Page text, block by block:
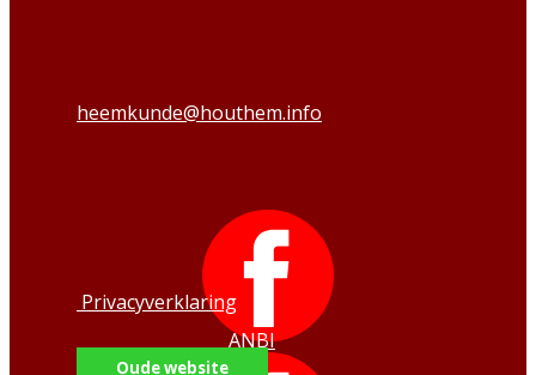
heemkunde@houthem.info
Privacyverklaring
ANBI
Oude website